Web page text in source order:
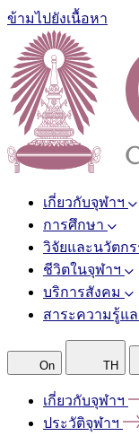
ข้ามไปยังเนื้อหา
เกี่ยวกับจุฬาฯ
การศึกษา
วิจัยและนวัตกร
ชีวิตในจุฬาฯ
บริการสังคม
สาระความรู้แ
On TH
เกี่ยวกับจุฬาฯ
ประวัติจุฬาฯ